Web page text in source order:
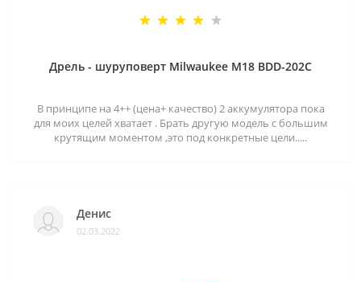
Дрель - шуруповерт Milwaukee M18 BDD-202C
В принципе на 4++ (цена+ качество) 2 аккумулятора пока
для моих целей хватает . Брать другую модель с большим
крутящим моментом ,это под конкретные цели.....
Денис
02.03.2022